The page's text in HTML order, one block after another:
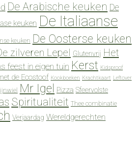
De Arabische keuken De
keuken De Italiaanse
keuken De Oosterse keuken
zilveren Lepel Glutenvrij Het
feest in eigen tuin Kerst Kidsproof
de Ecostoof Kookboeken Krachtkaart Leftover
Mr Igel Pizza Sfeervolste
Spiritualiteit Thee combinatie
Verjaardag Wereldgerechten